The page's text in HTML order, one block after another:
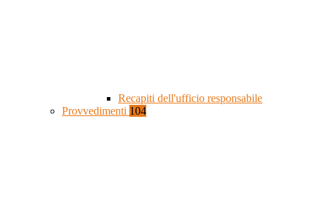
Recapiti dell'ufficio responsabile
Provvedimenti 104